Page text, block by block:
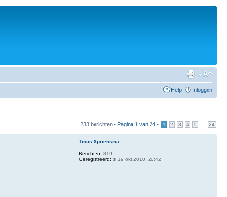
Help Inloggen
233 berichten • Pagina 1 van 24 • 1 2 3 4 5 24
Tinus Spriensma
Berichten: 819
Geregistreerd: di 19 okt 2010, 20:42